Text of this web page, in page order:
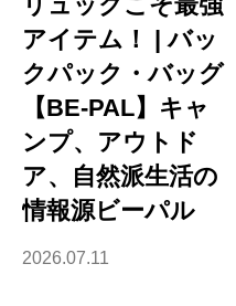
アイテム！ | バッ
クパック・バッグ
【BE-PAL】キャ
ンプ、アウトド
ア、自然派生活の
情報源ビーパル
2026.07.11